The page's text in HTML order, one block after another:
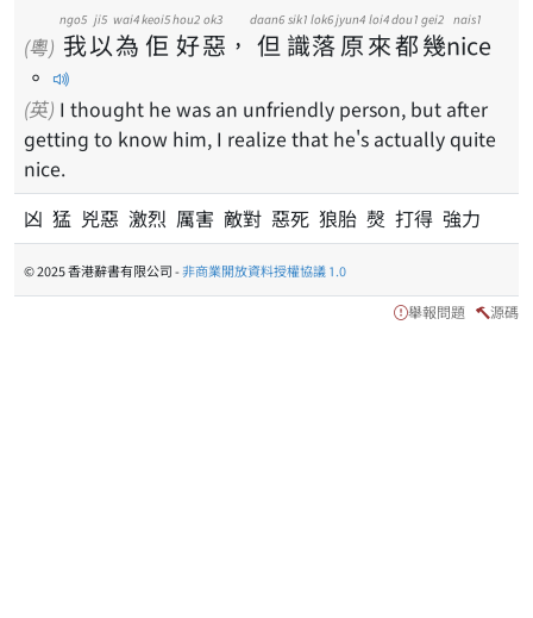
(粵) 我
ngo5
以
ji5
為
wai4
佢
keoi5
好
hou2
惡
ok3
， 但
daan6
識
sik1
落
lok6
原
jyun4
來
loi4
都
dou1
幾
gei2
nice
nais1
。
(英) I thought he was an unfriendly person, but after
getting to know him, I realize that he's actually quite
nice.
凶 猛 兇惡 激烈 厲害 敵對 惡死 狼胎 㷫 打得 強力
© 2025 香港辭書有限公司 -非商業開放資料授權協議 1.0
舉報問題 源碼